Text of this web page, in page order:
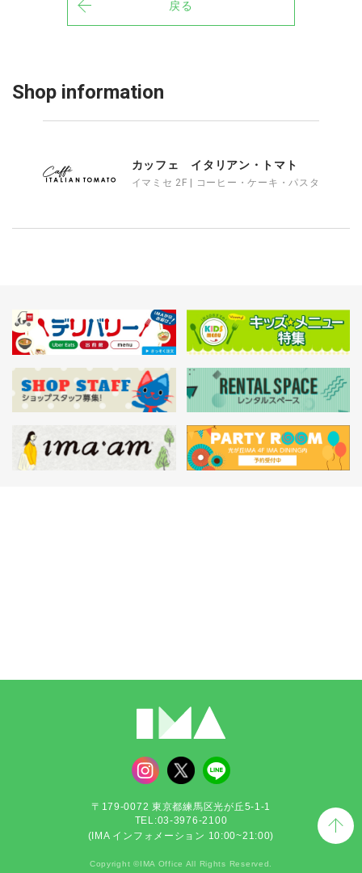
戻る
Shop information
カッフェ イタリアン・トマト
イマミセ 2F | コーヒー・ケーキ・パスタ
〒179-0072 東京都練馬区光が丘5-1-1
TEL:03-3976-2100
(IMA インフォメーション 10:00~21:00)
Copyright ©IMA Office All Rights Reserved.